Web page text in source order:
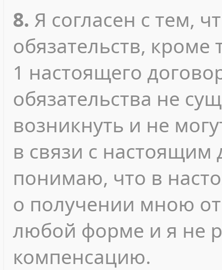
8. Я согласен с тем,
обязательств, кроме
1 настоящего
обязательства не
возникнуть и не
в связи с настоящим
понимаю, что в
о получении мною
любой форме и я не
компенсацию.